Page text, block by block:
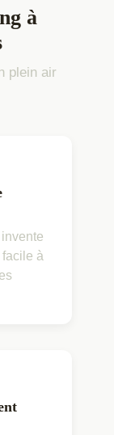
à
plein air
à